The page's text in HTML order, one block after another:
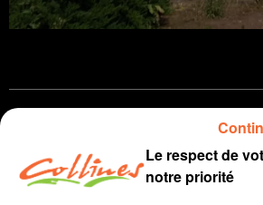
9 juin 2023 - 14 min 2 sec
Le respect de
notre priorité